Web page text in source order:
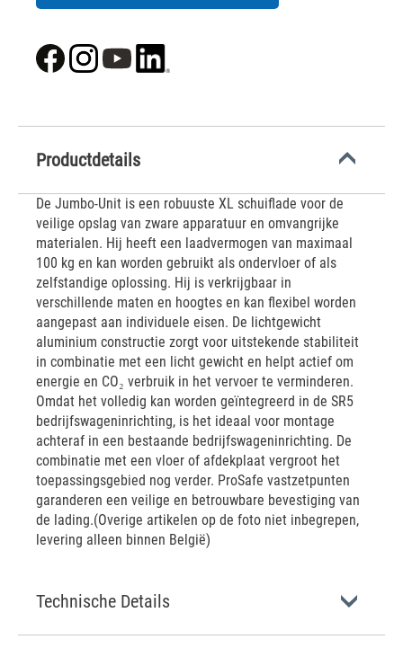
Productdetails
De Jumbo-Unit is een robuuste XL schuiflade voor de
veilige opslag van zware apparatuur en omvangrijke
materialen. Hij heeft een laadvermogen van maximaal
100 kg en kan worden gebruikt als ondervloer of als
zelfstandige oplossing. Hij is verkrijgbaar in
verschillende maten en hoogtes en kan flexibel worden
aangepast aan individuele eisen. De lichtgewicht
aluminium constructie zorgt voor uitstekende stabiliteit
in combinatie met een licht gewicht en helpt actief om
energie en CO₂ verbruik in het vervoer te verminderen.
Omdat het volledig kan worden geïntegreerd in de SR5
bedrijfswageninrichting, is het ideaal voor montage
achteraf in een bestaande bedrijfswageninrichting. De
combinatie met een vloer of afdekplaat vergroot het
toepassingsgebied nog verder. ProSafe vastzetpunten
garanderen een veilige en betrouwbare bevestiging van
de lading.(Overige artikelen op de foto niet inbegrepen,
levering alleen binnen België)
Technische Details